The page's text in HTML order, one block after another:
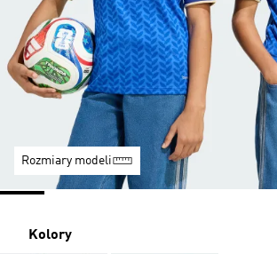
Rozmiary modeli
Kolory